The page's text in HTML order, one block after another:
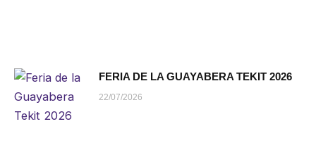
FERIA DE LA GUAYABERA TEKIT 2026
22/07/2026